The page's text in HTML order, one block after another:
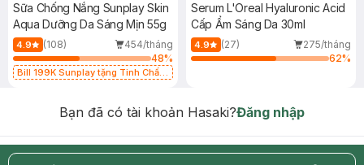
Sữa Chống Nắng Sunplay Skin
Aqua Dưỡng Da Sáng Mịn 55g
4.9 (108)
454/tháng
48%
Bill 199K Sunplay tặng Tinh Chất
Serum L'Oreal Hyaluronic Acid
Cấp Ẩm Sáng Da 30ml
4.9 (27)
275/tháng
62%
Bạn đã có tài khoản Hasaki?Đăng nhập